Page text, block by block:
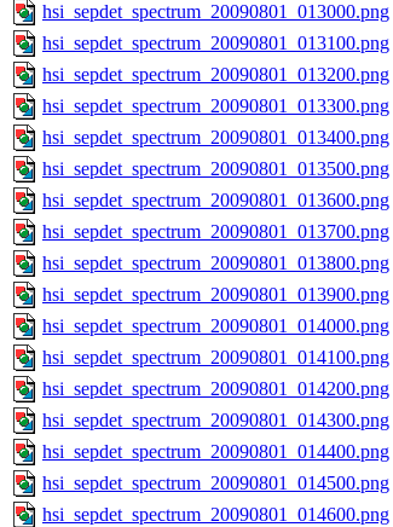
hsi_sepdet_spectrum_20090801_013000.png
hsi_sepdet_spectrum_20090801_013100.png
hsi_sepdet_spectrum_20090801_013200.png
hsi_sepdet_spectrum_20090801_013300.png
hsi_sepdet_spectrum_20090801_013400.png
hsi_sepdet_spectrum_20090801_013500.png
hsi_sepdet_spectrum_20090801_013600.png
hsi_sepdet_spectrum_20090801_013700.png
hsi_sepdet_spectrum_20090801_013800.png
hsi_sepdet_spectrum_20090801_013900.png
hsi_sepdet_spectrum_20090801_014000.png
hsi_sepdet_spectrum_20090801_014100.png
hsi_sepdet_spectrum_20090801_014200.png
hsi_sepdet_spectrum_20090801_014300.png
hsi_sepdet_spectrum_20090801_014400.png
hsi_sepdet_spectrum_20090801_014500.png
hsi_sepdet_spectrum_20090801_014600.png